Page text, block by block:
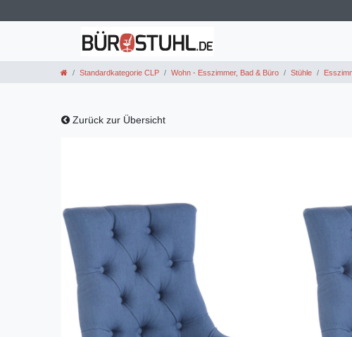
Standardkategorie CLP Wohn - Esszimmer, Bad & Büro Stühle
Zurück zur Übersicht